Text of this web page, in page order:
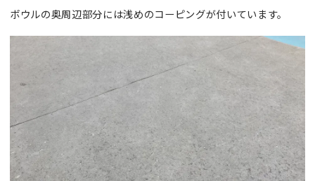
ボウルの奥周辺部分には浅めのコーピングが付いています。